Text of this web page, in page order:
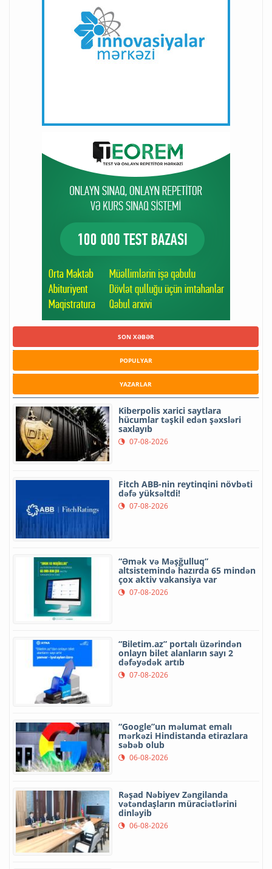
SON XƏBƏR
POPULYAR
YAZARLAR
Kiberpolis xarici saytlara
hücumlar təşkil edən şəxsləri
saxlayıb
07-08-2026
Fitch ABB-nin reytinqini növbəti
dəfə yüksəltdi!
07-08-2026
“Əmək və Məşğulluq”
altsistemində hazırda 65 mindən
çox aktiv vakansiya var
07-08-2026
“Biletim.az” portalı üzərindən
onlayn bilet alanların sayı 2
dəfəyədək artıb
07-08-2026
“Google”un məlumat emalı
mərkəzi Hindistanda etirazlara
səbəb olub
06-08-2026
Rəşad Nəbiyev Zəngilanda
vətəndaşların müraciətlərini
dinləyib
06-08-2026